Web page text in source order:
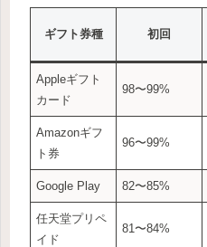
ギフト券種 初回
Appleギフト
カード
98〜99%
Amazonギフ
ト券
96〜99%
Google Play 82〜85%
任天堂プリペ
イド
81〜84%